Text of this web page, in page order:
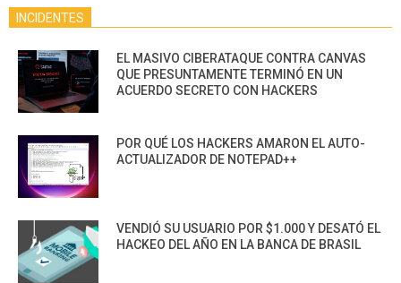
INCIDENTES
EL MASIVO CIBERATAQUE CONTRA CANVAS
QUE PRESUNTAMENTE TERMINÓ EN UN
ACUERDO SECRETO CON HACKERS
POR QUÉ LOS HACKERS AMARON EL AUTO-
ACTUALIZADOR DE NOTEPAD++
VENDIÓ SU USUARIO POR $1.000 Y DESATÓ EL
HACKEO DEL AÑO EN LA BANCA DE BRASIL